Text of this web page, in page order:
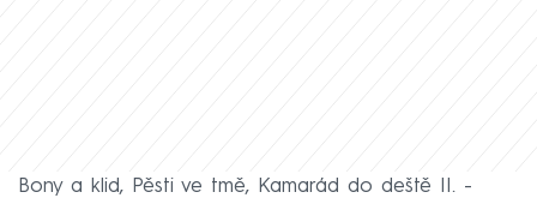
Bony a klid, Pěsti ve tmě, Kamarád do deště II. -